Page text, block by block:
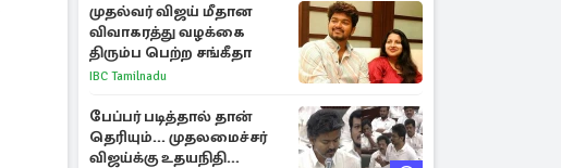
முதல்வர் விஜய் மீதான
விவாகரத்து வழக்கை
திரும்ப பெற்ற சங்கீதா
IBC Tamilnadu
பேப்பர் படித்தால் தான்
தெரியும்... முதலமைச்சர்
விஜய்க்கு உதயநிதி